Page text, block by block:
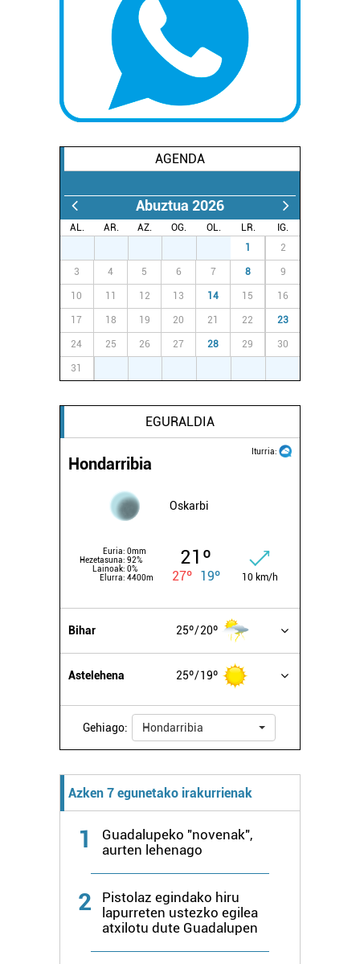
AGENDA
Abuztua 2026
AL. AR. AZ. OG. OL. LR.
IG.
1 2
3 4 5 6 7 8 9
10 11 12 13 14 15 16
17 18 19 20 21 22 23
24 25 26 27 28 29 30
31
EGURALDIA
Iturria:
Hondarribia
Oskarbi
Euria: 0mm
Hezetasuna: 92%
Lainoak: 0%
Elurra: 4400m
21º
27º 19º 10 km/h
Bihar 25º 20º
Astelehena 25º 19º
Gehiago: Hondarribia
Azken 7 egunetako irakurrienak
1
Guadalupeko "novenak",
aurten lehenago
2
Pistolaz egindako hiru
lapurreten ustezko egilea
atxilotu dute Guadalupen